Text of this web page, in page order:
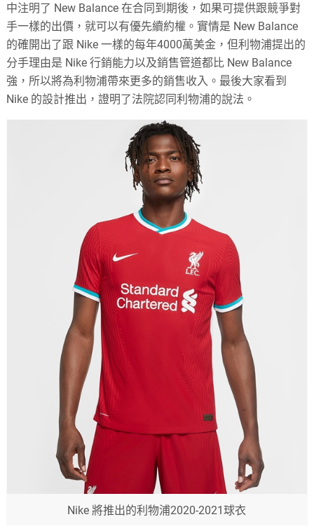
中注明了 New Balance 在合同到期後，如果可提供跟競爭對
手一樣的出價，就可以有優先續約權。實情是 New Balance
的確開出了跟 Nike 一樣的每年4000萬美金，但利物浦提出的
分手理由是 Nike 行銷能力以及銷售管道都比 New Balance
強，所以將為利物浦帶來更多的銷售收入。最後大家看到
Nike 的設計推出，證明了法院認同利物浦的說法。
Nike 將推出的利物浦2020-2021球衣